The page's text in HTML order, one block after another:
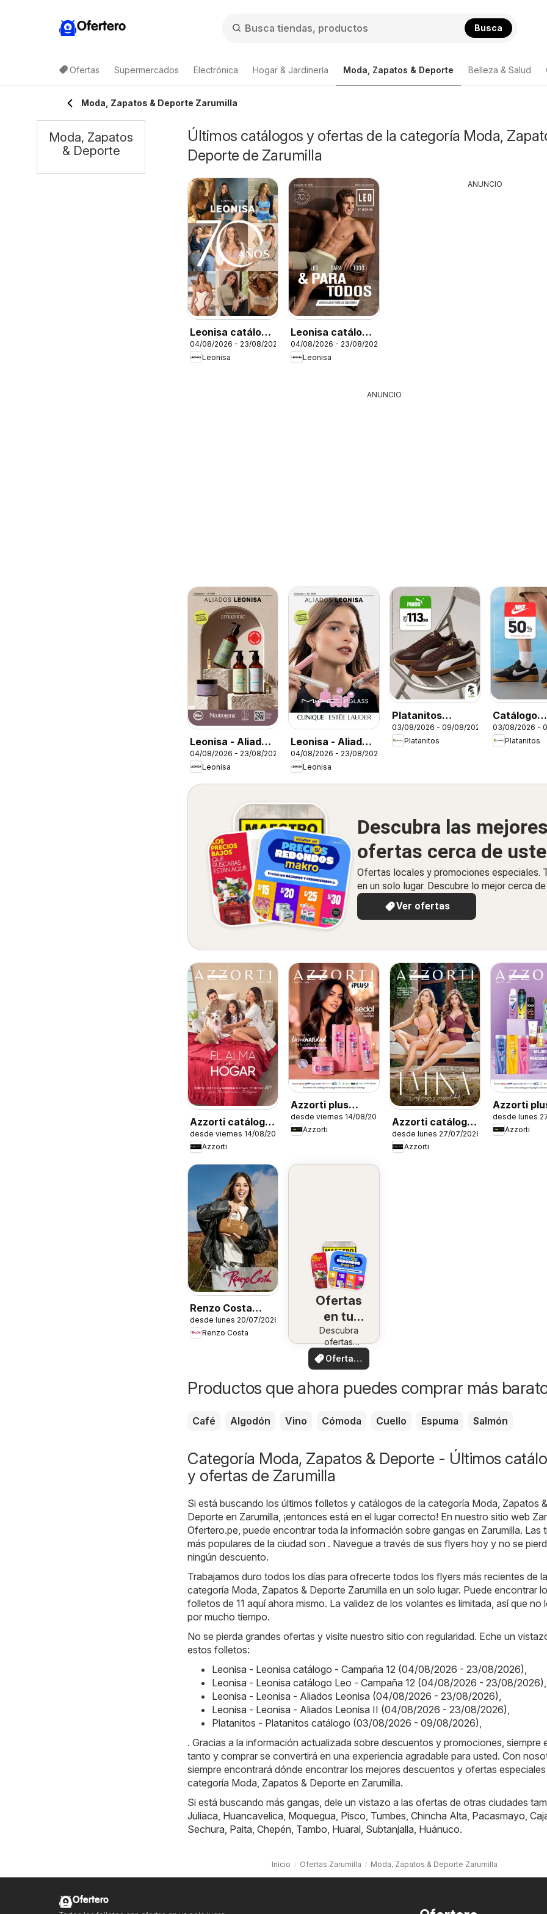
Ofertero Busca
Ofertas Supermercados Electrónica Hogar & Jardinería Moda, Zapatos & Deporte Belleza & Salud
Moda, Zapatos & Deporte Zarumilla
Últimos catálogos y ofertas de la categoría Moda,
Deporte de Zarumilla
Leonisa catálogo
- Campaña 12
04/08/2026 - 23/08/2026
Leonisa
Leonisa catálogo
Leo - Campaña 12
04/08/2026 - 23/08/2026
Leonisa
ANUNCIO
ANUNCIO
Leonisa - Aliados
Leonisa
04/08/2026 - 23/08/2026
Leonisa
Leonisa - Aliados
Leonisa II
04/08/2026 - 23/08/2026
Leonisa
Platanitos
catálogo
03/08/2026 - 09/08/2026
Platanitos
Catálogo
Platanitos
03/08/2026 -
Platanitos
Descubra las mejores
ofertas cerca de
Ofertas locales y promociones especiales.
en un solo lugar. Descubre lo mejor cerca
Ver ofertas
Azzorti catálogo
- Campaña 13
desde viernes 14/08/2026
Azzorti
Azzorti plus
catálogo -
Campaña 13
desde viernes 14/08/2026
Azzorti
Azzorti catálogo
- Campaña 12
desde lunes 27/07/2026
Azzorti
Azzorti
catálogo -
Campaña 12
desde lunes
Azzorti
Renzo Costa
catálogo
desde lunes 20/07/2026
Renzo Costa
Ofertas
en tu
zona
Descubra
ofertas
especiales
Ofertas
locales
Productos que ahora puedes comprar más
Café Algodón Vino Cómoda Cuello Espuma Salmón
Categoría Moda, Zapatos & Deporte - Últimos
y ofertas de Zarumilla
Si está buscando los últimos folletos y catálogos de la categoría Moda, Zapatos &
Deporte en Zarumilla, ¡entonces está en el lugar correcto! En nuestro sitio web
Ofertero.pe , puede encontrar toda la información sobre gangas en Zarumilla. Las
más populares de la ciudad son . Navegue a través de sus flyers hoy y no se
ningún descuento.
Trabajamos duro todos los días para ofrecerte todos los flyers más recientes de la
categoría Moda, Zapatos & Deporte Zarumilla en un solo lugar. Puede encontrar
folletos de 11 aquí ahora mismo. La validez de los volantes es limitada, así que no
por mucho tiempo.
No se pierda grandes ofertas y visite nuestro sitio con regularidad. Eche un
estos folletos:
Leonisa - Leonisa catálogo - Campaña 12 (04/08/2026 - 23/08/2026)
Leonisa - Leonisa catálogo Leo - Campaña 12 (04/08/2026 - 23/08/2026)
Leonisa - Leonisa - Aliados Leonisa (04/08/2026 - 23/08/2026)
Leonisa - Leonisa - Aliados Leonisa II (04/08/2026 - 23/08/2026)
Platanitos - Platanitos catálogo (03/08/2026 - 09/08/2026)
. Gracias a la información actualizada sobre descuentos y promociones, siempre
tanto y comprar se convertirá en una experiencia agradable para usted. Con
siempre encontrará dónde encontrar los mejores descuentos y ofertas especiales
categoría Moda, Zapatos & Deporte en Zarumilla.
Si está buscando más gangas, dele un vistazo a las ofertas de otras ciudades
Juliaca Huancavelica Moquegua Pisco Tumbes Chincha Alta Pacasmayo
Sechura Paita Chepén Tambo Huaral Subtanjalla Huánuco.
Inicio Ofertas Zarumilla Moda, Zapatos & Deporte Zarumilla
Moda, Zapatos
& Deporte
Ofertero